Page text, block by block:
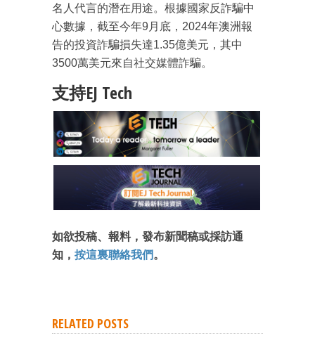
名人代言的潛在用途。根據國家反詐騙中
心數據，截至今年9月底，2024年澳洲報
告的投資詐騙損失達1.35億美元，其中
3500萬美元來自社交媒體詐騙。
支持EJ Tech
如欲投稿、報料，發布新聞稿或採訪通
知， 按這裏聯絡我們。
RELATED POSTS
成為 EJ Tech 會員